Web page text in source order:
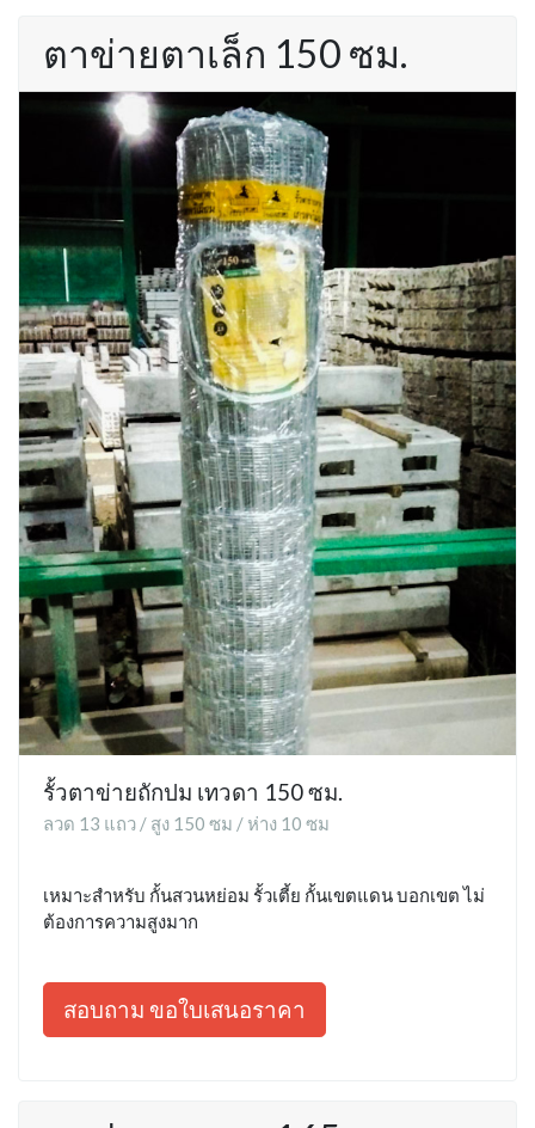
ตาข่ายตาเล็ก 150 ซม.
รั้วตาข่ายถักปม เทวดา 150 ซม.
ลวด 13 แถว / สูง 150 ซม / ห่าง 10 ซม
เหมาะสำหรับ กั้นสวนหย่อม รั้วเตี้ย กั้นเขตแดน บอกเขต ไม่
ต้องการความสูงมาก
สอบถาม ขอใบเสนอราคา